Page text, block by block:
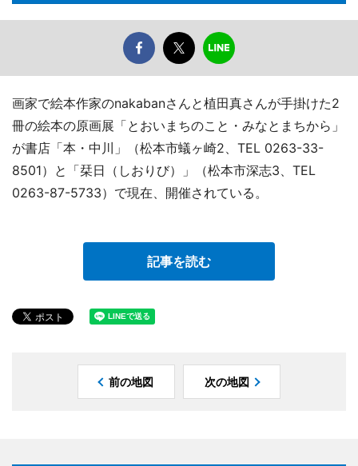
画家で絵本作家のnakabanさんと植田真さんが手掛けた2
冊の絵本の原画展「とおいまちのこと・みなとまちから」
が書店「本・中川」（松本市蟻ヶ崎2、TEL 0263-33-
8501）と「栞日（しおりび）」（松本市深志3、TEL
0263-87-5733）で現在、開催されている。
記事を読む
前の地図 次の地図